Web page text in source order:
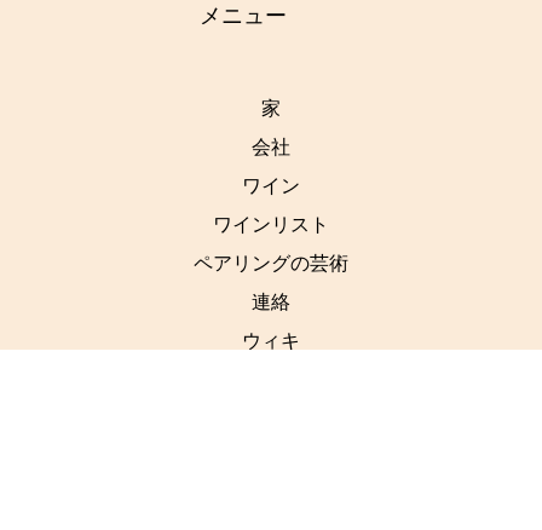
家
会社
ワイン
ワインリスト
ペアリングの芸術
連絡
ウィキ
メニュー